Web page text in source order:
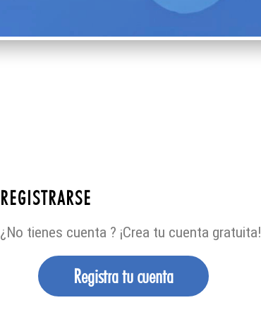
REGISTRARSE
¿No tienes cuenta ? ¡Crea tu cuenta gratuita!
Registra tu cuenta